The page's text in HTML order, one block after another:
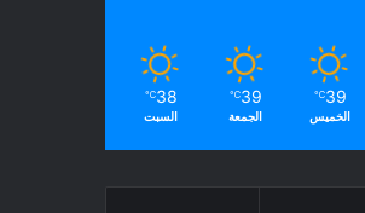
39
℃
الخميس
39
℃
الجمعة
38
℃
السبت